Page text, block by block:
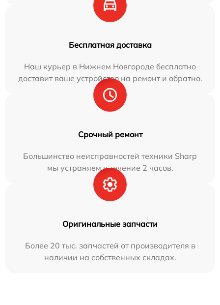
Бесплатная доставка
Наш курьер в Нижнем Новгороде бесплатно
доставит ваше устройство на ремонт и обратно.
Срочный ремонт
Большинство неисправностей техники Sharp
мы устраняем в течение 2 часов.
Оригинальные запчасти
Более 20 тыс. запчастей от производителя в
наличии на собственных складах.